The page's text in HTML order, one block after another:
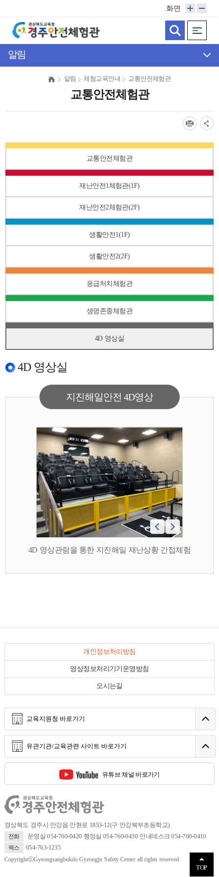
화면
알림
알림 체험교육안내 교통안전체험관
교통안전체험관
교통안전체험관
재난안전1체험관(1F)
재난안전2체험관(2F)
생활안전1(1F)
생활안전2(2F)
응급처치체험관
생명존중체험관
4D 영상실
4D 영상실
지진해일안전 4D영상
4D 영상관람을 통한 지진해일 재난상황 간접체험
개인정보처리방침
영상정보처리기기운영방침
오시는길
교육지원청 바로가기
유관기관/교육관련 사이트 바로가기
TOP
유튜브 채널 바로가기
경상북도 경주시 안강읍 안현로 1853-12(구 안강북부초등학교)
전화 운영실 054-760-0420 행정실 054-760-0430 안내데스크 054-760-0410
팩스 054-763-1235
CopyrightⓒGyeongsangbukdo Gyeongju Safety Center all rights reserved.